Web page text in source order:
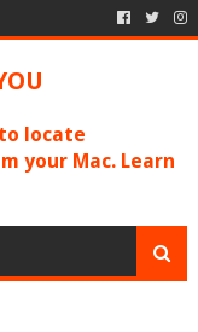
locate
your Mac. Learn